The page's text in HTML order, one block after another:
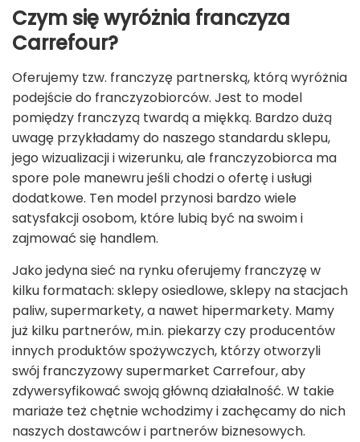
Czym się wyróżnia franczyza
Carrefour?
Oferujemy tzw. franczyzę partnerską, którą wyróżnia
podejście do franczyzobiorców. Jest to model
pomiędzy franczyzą twardą a miękką. Bardzo dużą
uwagę przykładamy do naszego standardu sklepu,
jego wizualizacji i wizerunku, ale franczyzobiorca ma
spore pole manewru jeśli chodzi o ofertę i usługi
dodatkowe. Ten model przynosi bardzo wiele
satysfakcji osobom, które lubią być na swoim i
zajmować się handlem.
Jako jedyna sieć na rynku oferujemy franczyzę w
kilku formatach: sklepy osiedlowe, sklepy na stacjach
paliw, supermarkety, a nawet hipermarkety. Mamy
już kilku partnerów, m.in. piekarzy czy producentów
innych produktów spożywczych, którzy otworzyli
swój franczyzowy supermarket Carrefour, aby
zdywersyfikować swoją główną działalność. W takie
mariaże też chętnie wchodzimy i zachęcamy do nich
naszych dostawców i partnerów biznesowych.